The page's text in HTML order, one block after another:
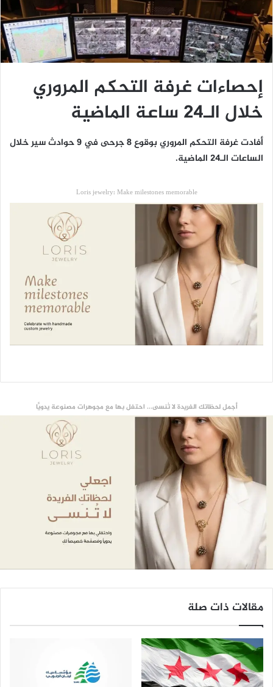
إحصاءات غرفة التحكم المروري
خلال الـ24 ساعة الماضية
أفادت غرفة التحكم المروري بوقوع 8 جرحى في 9 حوادث سير خلال
الساعات الـ24 الماضية.
Loris jewelry: Make milestones memorable
أجمل لحظاتك الفريدة لا تُنسى... احتفل بها مع مجوهرات مصنوعة يدويًّا
مقالات ذات صلة